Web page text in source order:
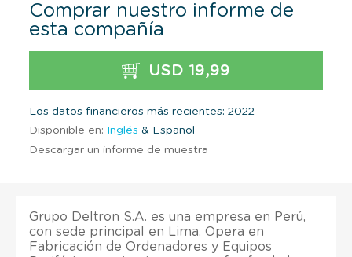
Comprar nuestro informe de
esta compañía
USD 19,99
Los datos financieros más recientes: 2022
Disponible en: Inglés & Español
Descargar un informe de muestra
Grupo Deltron S.A. es una empresa en Perú,
con sede principal en Lima. Opera en
Fabricación de Ordenadores y Equipos